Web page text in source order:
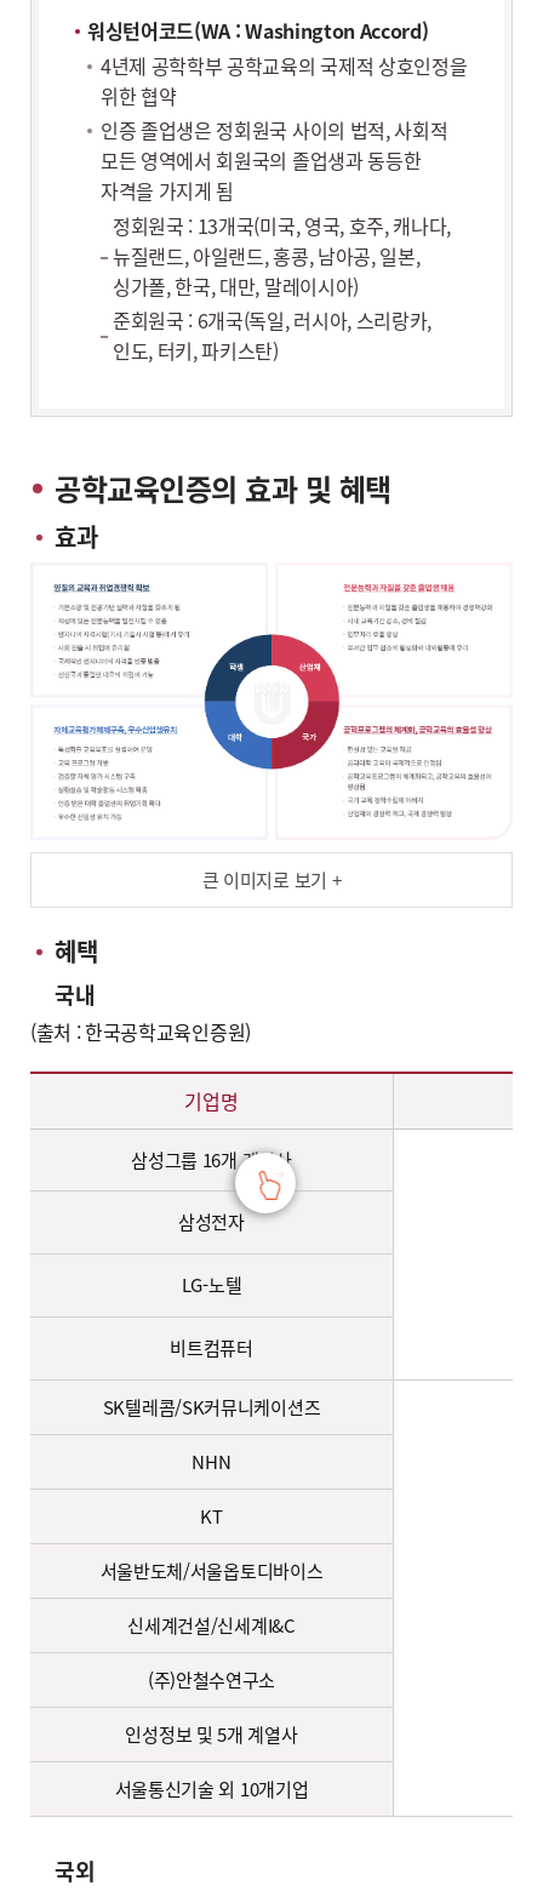
워싱턴어코드(WA : Washington Accord)
4년제 공학학부 공학교육의 국제적 상호인정을
위한 협약
인증 졸업생은 정회원국 사이의 법적, 사회적
모든 영역에서 회원국의 졸업생과 동등한
자격을 가지게 됨
정회원국 : 13개국(미국, 영국, 호주, 캐나다,
뉴질랜드, 아일랜드, 홍콩, 남아공, 일본,
싱가폴, 한국, 대만, 말레이시아)
준회원국 : 6개국(독일, 러시아, 스리랑카,
인도, 터키, 파키스탄)
공학교육인증의 효과 및 혜택
효과
큰 이미지로 보기 +
혜택
국내
(출처 : 한국공학교육인증원)
국내 혜택 – 기업명, 인증졸업생 혜택, 비고 정보 제공
기업명
삼성그룹 16개 계열사
삼성전자
LG-노텔
비트컴퓨터
SK텔레콤/SK커뮤니케이션즈
NHN
KT
서울반도체/서울옵토디바이스
신세계건설/신세계I&C
(주)안철수연구소
인성정보 및 5개 계열사
서울통신기술 외 10개기업
국외